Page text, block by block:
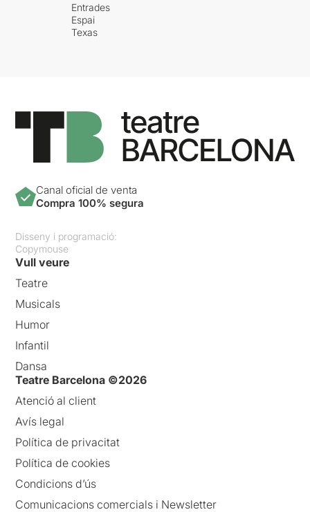
Entrades
Espai
Texas
Canal oficial de venta
Compra 100% segura
Disseny i programació:
Copymouse
Vull veure
Teatre
Musicals
Humor
Infantil
Dansa
Teatre Barcelona ©2026
Atenció al client
Avís legal
Política de privacitat
Política de cookies
Condicions d’ús
Comunicacions comercials i Newsletter